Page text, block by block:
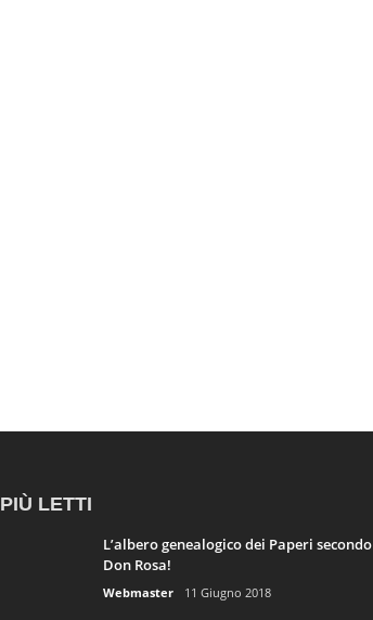
PIÙ LETTI
L’albero genealogico dei Paperi secondo
Don Rosa!
Webmaster 11 Giugno 2018